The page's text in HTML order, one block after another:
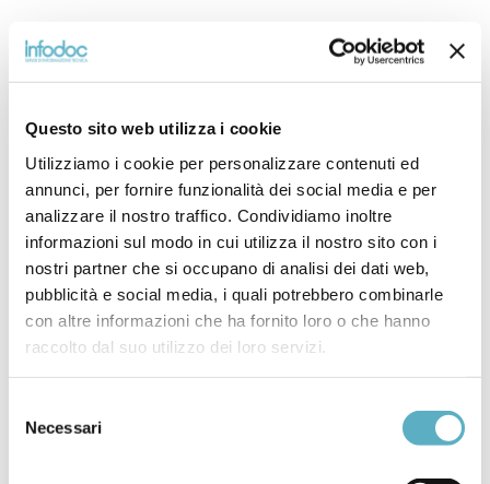
Questo sito web utilizza i cookie
Utilizziamo i cookie per personalizzare contenuti ed
annunci, per fornire funzionalità dei social media e per
analizzare il nostro traffico. Condividiamo inoltre
informazioni sul modo in cui utilizza il nostro sito con i
nostri partner che si occupano di analisi dei dati web,
pubblicità e social media, i quali potrebbero combinarle
con altre informazioni che ha fornito loro o che hanno
raccolto dal suo utilizzo dei loro servizi.
delNecessari
Search